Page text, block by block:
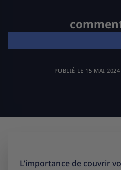
PUBLIÉ LE 15 MAI 2024
L’importance de couvrir